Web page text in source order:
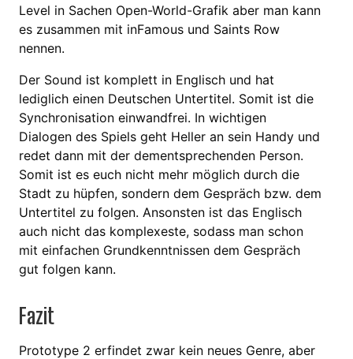
Level in Sachen Open-World-Grafik aber man kann
es zusammen mit inFamous und Saints Row
nennen.
Der Sound ist komplett in Englisch und hat
lediglich einen Deutschen Untertitel. Somit ist die
Synchronisation einwandfrei. In wichtigen
Dialogen des Spiels geht Heller an sein Handy und
redet dann mit der dementsprechenden Person.
Somit ist es euch nicht mehr möglich durch die
Stadt zu hüpfen, sondern dem Gespräch bzw. dem
Untertitel zu folgen. Ansonsten ist das Englisch
auch nicht das komplexeste, sodass man schon
mit einfachen Grundkenntnissen dem Gespräch
gut folgen kann.
Fazit
Prototype 2 erfindet zwar kein neues Genre, aber